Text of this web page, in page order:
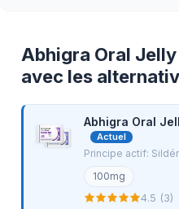
Vue de face
Vue arrière
Votre commande
sécurité et
Abhigra Oral
avec les
Abhigra Oral
Actuel
Principe actif:
100mg
4.5 (3)